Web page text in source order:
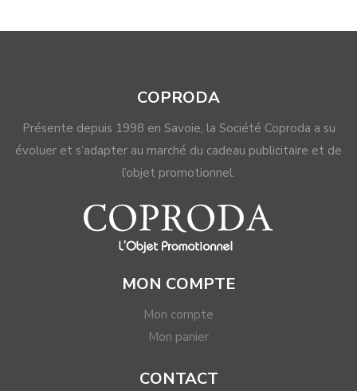
COPRODA
Présente depuis 1998 en Savoie, la Société Coproda a su
évoluer et s’adapter au marché du cadeau publicitaire et de
l’objet promotionnel.
MON COMPTE
Mon compte
Mon panier
CONTACT